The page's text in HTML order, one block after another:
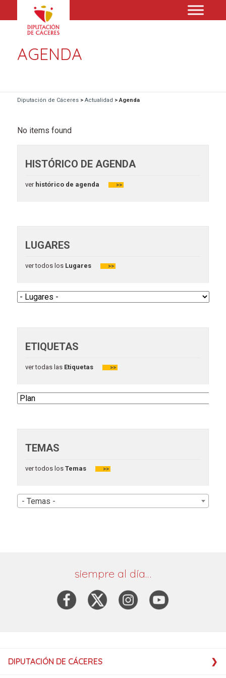
AGENDA
Diputación de Cáceres> Actualidad >Agenda
No items found
HISTÓRICO DE AGENDA
verhistórico de agenda >>
LUGARES
ver todos losLugares >>
ETIQUETAS
ver todas las Etiquetas >>
TEMAS
ver todos los Temas >>
- Temas -
siempre al día…
DIPUTACIÓN DE CÁCERES